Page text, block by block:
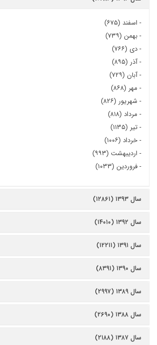
- اسفند (۶۷۵)
-بهمن (۷۳۹)
-دی (۷۶۶)
-آذر (۸۹۵)
-آبان (۷۲۹)
- مهر (۸۶۸)
- شهریور (۸۲۶)
- مرداد (۸۱۸)
-تیر (۱۱۳۵)
-خرداد (۱۰۰۶)
- اردیبهشت (۹۹۳)
-فروردین (۱۰۳۳)
سال ۱۳۹۳ (۱۲۸۶۱)
سال ۱۳۹۲ (۱۴۰۱۰)
سال ۱۳۹۱ (۱۲۲۱۱)
سال ۱۳۹۰ (۸۳۹۱)
سال ۱۳۸۹ (۲۹۹۷)
سال ۱۳۸۸ (۲۶۹۰)
سال ۱۳۸۷ (۲۱۸۸)